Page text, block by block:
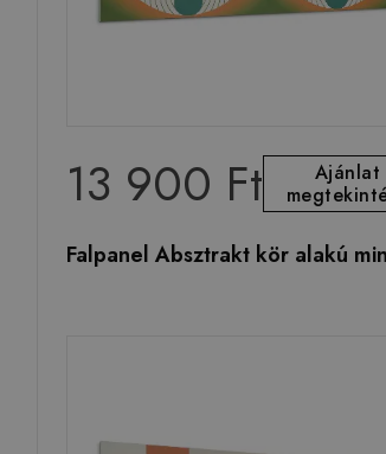
13 900 Ft
Ajánlat
Falpanel Absztrakt kör alakú